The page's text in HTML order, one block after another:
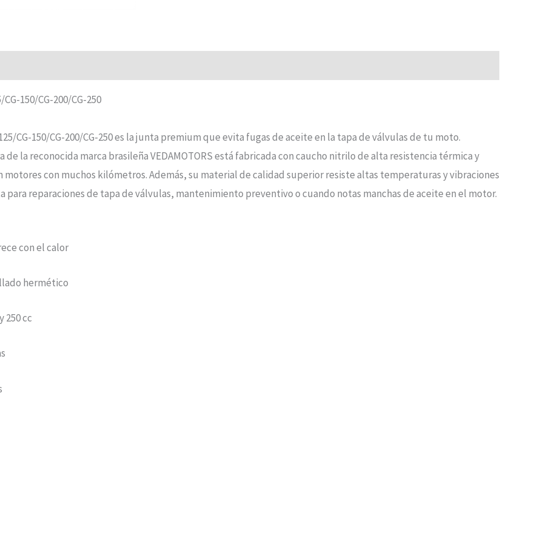
150/CG-200/CG-250
CG-150/CG-200/CG-250 es la junta premium que evita fugas de aceite en la tapa de válvulas de tu moto.
la reconocida marca brasileña VEDAMOTORS está fabricada con caucho nitrilo de alta resistencia térmica y
con muchos kilómetros. Además, su material de calidad superior resiste altas temperaturas y vibraciones
reparaciones de tapa de válvulas, mantenimiento preventivo o cuando notas manchas de aceite en el motor.
con el calor
hermético
250 cc